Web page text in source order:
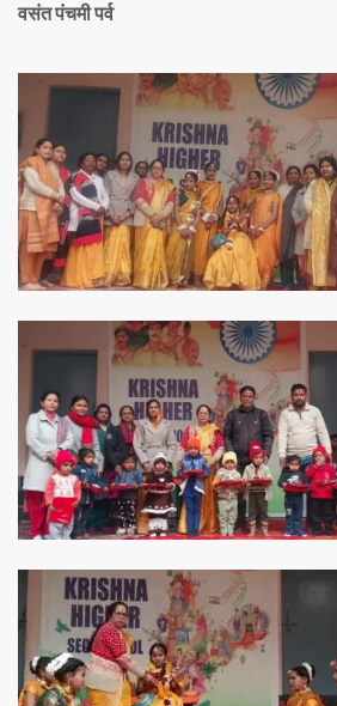
साथ
मनाया
वसंत
पंचमी
पर्व
वसंत पंचमी पर्व